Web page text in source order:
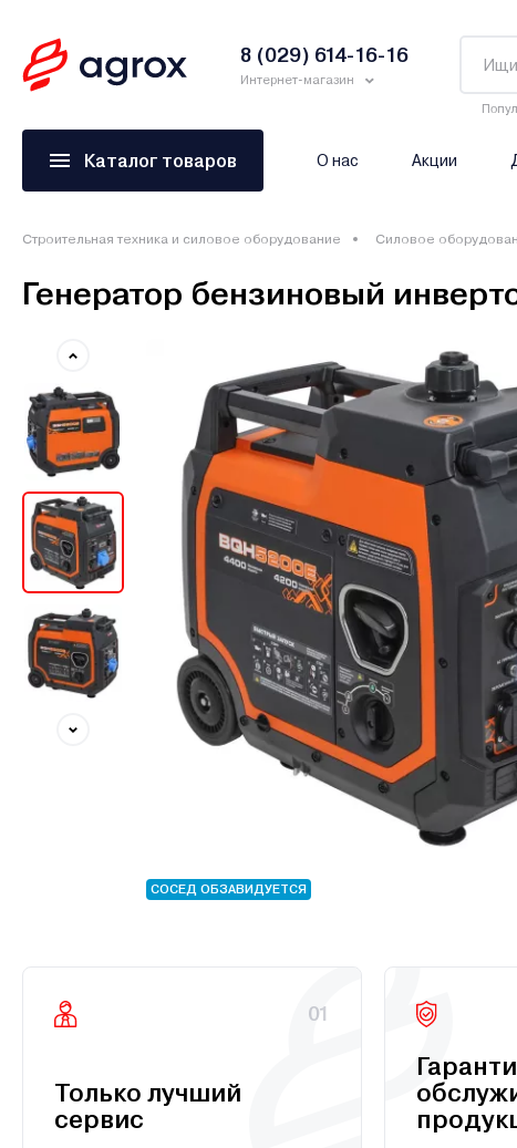
8 (029) 614-16-16
Интернет-магазин
Каталог товаров О нас Акции
Строительная техника и силовое оборудование Силовое
Генератор бензиновый
СОСЕД ОБЗАВИДУЕТСЯ
01
Только лучший
сервис